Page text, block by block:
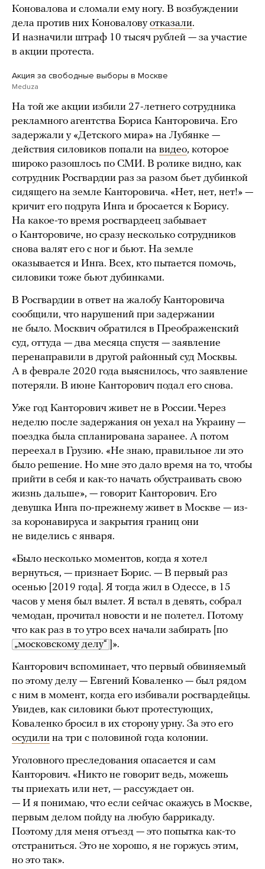
Коновалова и сломали ему ногу. В возбуждении
дела против них Коноваловуотказали.
И назначили штраф 10 тысяч рублей — за участие
в акции протеста.
Акция за свободные выборы в Москве
Meduza
На той же акции избили 27-летнего сотрудника
рекламного агентства Бориса Канторовича. Его
задержали у «Детского мира» на Лубянке —
действия силовиков попали на видео, которое
широко разошлось по СМИ. В ролике видно, как
сотрудник Росгвардии раз за разом бьет дубинкой
сидящего на земле Канторовича. «Нет, нет, нет!» —
кричит его подруга Инга и бросается к Борису.
На какое-то время росгвардеец забывает
о Канторовиче, но сразу несколько сотрудников
снова валят его с ног и бьют. На земле
оказывается и Инга. Всех, кто пытается помочь,
силовики тоже бьют дубинками.
В Росгвардии в ответ на жалобу Канторовича
сообщили, что нарушений при задержании
не было. Москвич обратился в Преображенский
суд, оттуда — два месяца спустя — заявление
перенаправили в другой районный суд Москвы.
А в феврале 2020 года выяснилось, что заявление
потеряли. В июне Канторович подал его снова.
Уже год Канторович живет не в России. Через
неделю после задержания он уехал на Украину —
поездка была спланирована заранее. А потом
переехал в Грузию. «Не знаю, правильное ли это
было решение. Но мне это дало время на то, чтобы
прийти в себя и как-то начать обустраивать свою
жизнь дальше», — говорит Канторович. Его
девушка Инга по-прежнему живет в Москве — из-
за коронавируса и закрытия границ они
не виделись с января.
«Было несколько моментов, когда я хотел
вернуться, — признает Борис. — В первый раз
осенью [2019 года]. Я тогда жил в Одессе, в 15
часов у меня был вылет. Я встал в девять, собрал
чемодан, прочитал новости и не полетел. Потому
что как раз в то утро всех начали забирать [по
„московскому делу“ ]».
Канторович вспоминает, что первый обвиняемый
по этому делу — Евгений Коваленко — был рядом
с ним в момент, когда его избивали росгвардейцы.
Увидев, как силовики бьют протестующих,
Коваленко бросил в их сторону урну. За это его
осудили на три с половиной года колонии.
Уголовного преследования опасается и сам
Канторович. «Никто не говорит ведь, можешь
ты приехать или нет, — рассуждает он.
— И я понимаю, что если сейчас окажусь в Москве,
первым делом пойду на любую баррикаду.
Поэтому для меня отъезд — это попытка как-то
отстраниться. Это не хорошо, я не горжусь этим,
но это так».